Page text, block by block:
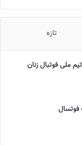
تازه
ملى فوتبال زنان
فوتسال